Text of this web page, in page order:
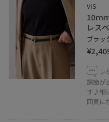
VIS
10ｍ
レス
ブラッ
レ
調節が
す♪細
囲気に